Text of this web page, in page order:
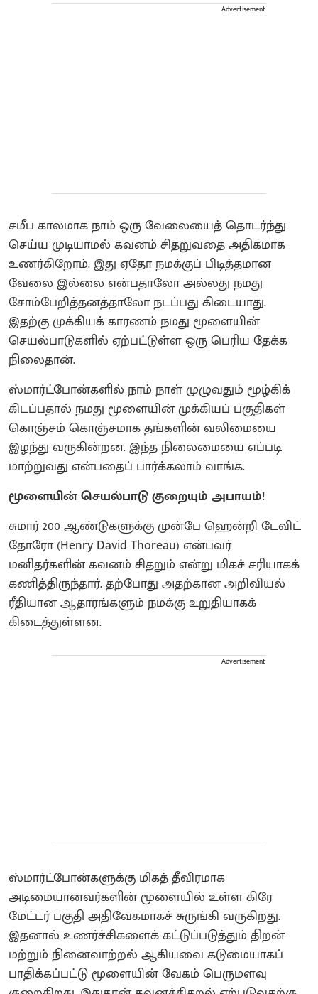
Advertisement
சமீப காலமாக நாம் ஒரு வேலையைத் தொடர்ந்து
செய்ய முடியாமல் கவனம் சிதறுவதை அதிகமாக
உணர்கிறோம். இது ஏதோ நமக்குப் பிடித்தமான
வேலை இல்லை என்பதாலோ அல்லது நமது
சோம்பேறித்தனத்தாலோ நடப்பது கிடையாது.
இதற்கு முக்கியக் காரணம் நமது மூளையின்
செயல்பாடுகளில் ஏற்பட்டுள்ள ஒரு பெரிய தேக்க
நிலைதான்.
ஸ்மார்ட்போன்களில் நாம் நாள் முழுவதும் மூழ்கிக்
கிடப்பதால் நமது மூளையின் முக்கியப் பகுதிகள்
கொஞ்சம் கொஞ்சமாக தங்களின் வலிமையை
இழந்து வருகின்றன. இந்த நிலைமையை எப்படி
மாற்றுவது என்பதைப் பார்க்கலாம் வாங்க.
மூளையின் செயல்பாடு குறையும் அபாயம்!
சுமார் 200 ஆண்டுகளுக்கு முன்பே ஹென்றி டேவிட்
தோரோ (Henry David Thoreau) என்பவர்
மனிதர்களின் கவனம் சிதறும் என்று மிகச் சரியாகக்
கணித்திருந்தார். தற்போது அதற்கான அறிவியல்
ரீதியான ஆதாரங்களும் நமக்கு உறுதியாகக்
கிடைத்துள்ளன.
Advertisement
ஸ்மார்ட்போன்களுக்கு மிகத் தீவிரமாக
அடிமையானவர்களின் மூளையில் உள்ள கிரே
மேட்டர் பகுதி அதிவேகமாகச் சுருங்கி வருகிறது.
இதனால் உணர்ச்சிகளைக் கட்டுப்படுத்தும் திறன்
மற்றும் நினைவாற்றல் ஆகியவை கடுமையாகப்
பாதிக்கப்பட்டு மூளையின் வேகம் பெருமளவு